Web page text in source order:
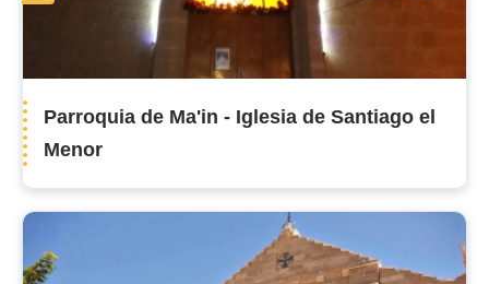
Parroquia de Ma'in - Iglesia de Santiago el
Menor